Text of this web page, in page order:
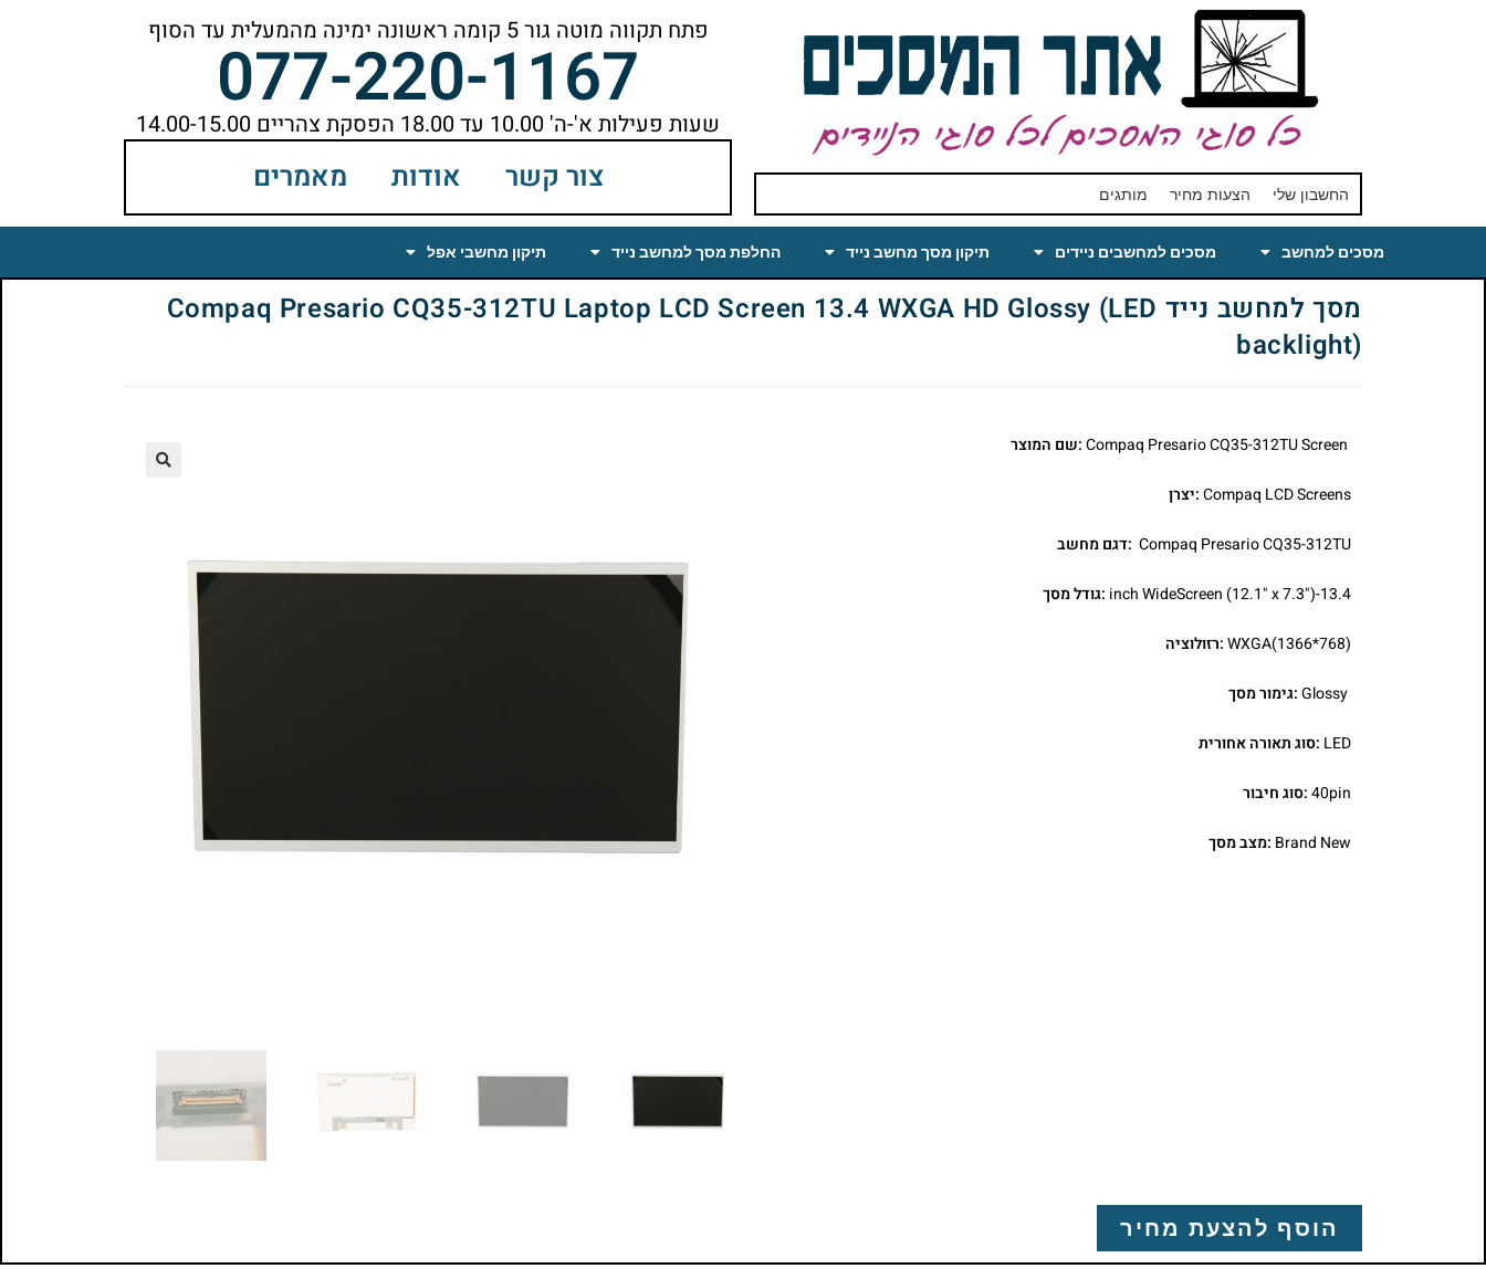
החשבון שלי הצעות מחיר מותגים
פתח תקווה מוטה גור 5 קומה ראשונה ימינה מהמעלית עד הסוף
077-220-1167שעות פעילות א'-ה' 10.00 עד 18.00 הפסקת צהריים 14.00-15.00
צור קשר אודות מאמרים
מסכים למחשב מסכים למחשבים ניידים תיקון מסך מחשב נייד החלפת מסך למחשב נייד תיקון מחשבי אפל
מסך למחשב נייד Compaq Presario CQ35-312TU Laptop LCD Screen 13.4 WXGA HD Glossy (LED
backlight)
:שם המוצר
Compaq LCD Screens:יצרן
Compaq Presario CQ35-312TU :דגם מחשב
13.4-inch WideScreen (12.1" x 7.3") :גודל מסך
WXGA(1366*768):רזולוציה
Glossy:גימור מסך
LED :סוג תאורה אחורית
40pin:סוג חיבור
Brand New :מצב מסך
הוסף להצעת מחיר